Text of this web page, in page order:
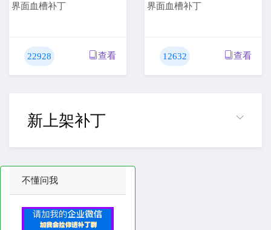
界面血槽补丁
22928 查看
界面血槽补丁
12632 查看
新上架补丁
不懂问我